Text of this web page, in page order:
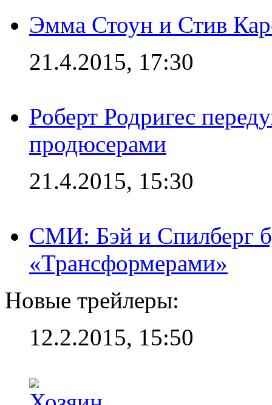
Эмма Стоун и Стив
21.4.2015, 17:30
Роберт Родригес
продюсерами
21.4.2015, 15:30
СМИ: Бэй и Спилберг
«Трансформерами»
Новые трейлеры:
12.2.2015, 15:50